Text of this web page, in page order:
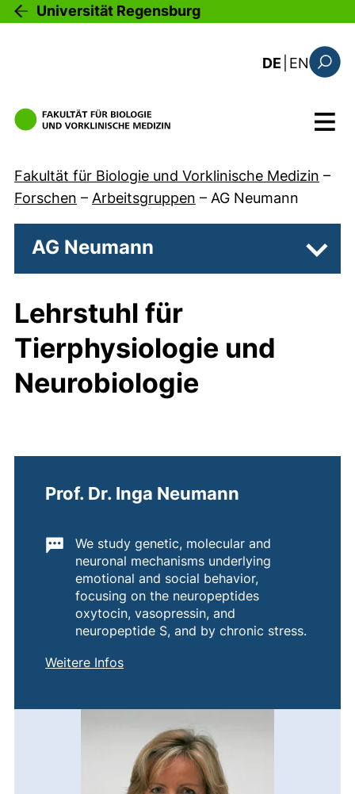
Direkt zum Inhalt
Universität Regensburg
DE EN: the
Menü
Fakultät für Biologie und Vorklinische Medizin –
Forschen – Arbeitsgruppen – AG Neumann
AG Neumann
Lehrstuhl für
Tierphysiologie und
Neurobiologie
Prof. Dr. Inga Neumann
Wichtige Informationen:
We study genetic, molecular and
neuronal mechanisms underlying
emotional and social behavior,
focusing on the neuropeptides
oxytocin, vasopressin, and
neuropeptide S, and by chronic stress.
Weitere Infosvon
Prof. Dr. Inga Neumann